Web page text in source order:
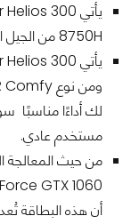
8750H من الجيل الثامن والذي يأتي بست أنوية.
لك أداءًا مناسبًا
مستخدم عادي.
أن هذه البطاقة